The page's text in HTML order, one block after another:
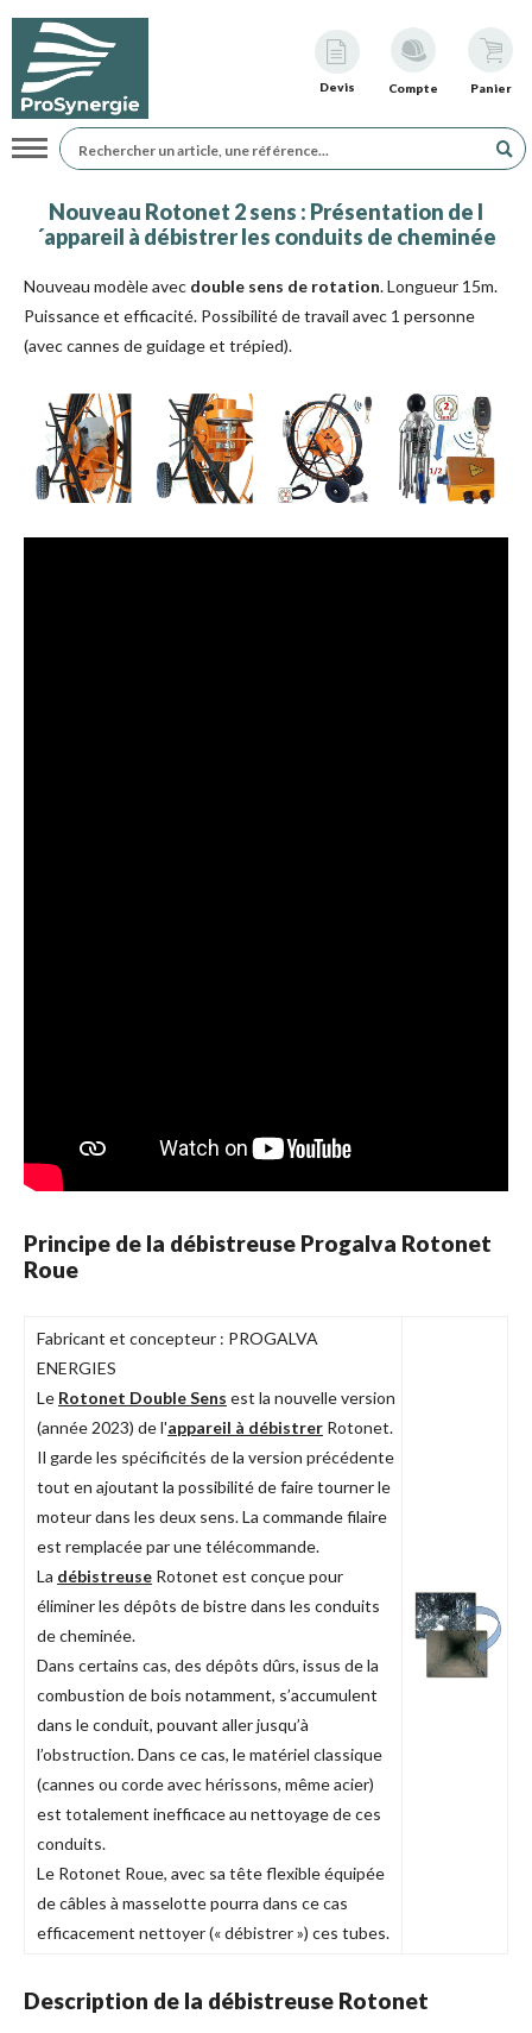
Devis Compte Panier
Navigation
Nouveau Rotonet 2 sens : Présentation de l
´appareil à débistrer les conduits de cheminée
Nouveau modèle avec double sens de rotation. Longueur 15m.
Puissance et efficacité. Possibilité de travail avec 1 personne
(avec cannes de guidage et trépied).
Principe de la débistreuse Progalva Rotonet
Roue
Fabricant et concepteur : PROGALVA
ENERGIES
Le Rotonet Double Sens est la nouvelle version
(année 2023) de l'appareil à débistrer Rotonet.
Il garde les spécificités de la version précédente
tout en ajoutant la possibilité de faire tourner le
moteur dans les deux sens. La commande filaire
est remplacée par une télécommande.
La débistreuse Rotonet est conçue pour
éliminer les dépôts de bistre dans les conduits
de cheminée.
Dans certains cas, des dépôts dûrs, issus de la
combustion de bois notamment, s’accumulent
dans le conduit, pouvant aller jusqu’à
l’obstruction. Dans ce cas, le matériel classique
(cannes ou corde avec hérissons, même acier)
est totalement inefficace au nettoyage de ces
conduits.
Le Rotonet Roue, avec sa tête flexible équipée
de câbles à masselotte pourra dans ce cas
efficacement nettoyer (« débistrer ») ces tubes.
Description de la débistreuse Rotonet